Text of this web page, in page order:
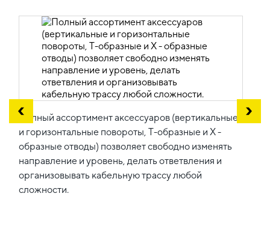
Полный ассортимент аксессуаров (вертикальные
и горизонтальные повороты, Т-образные и Х -
образные отводы) позволяет свободно изменять
направление и уровень, делать ответвления и
организовывать кабельную трассу любой
сложности.